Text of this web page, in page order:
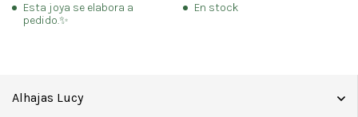
Esta joya se elabora a
pedido.✨
En stock
Alhajas Lucy